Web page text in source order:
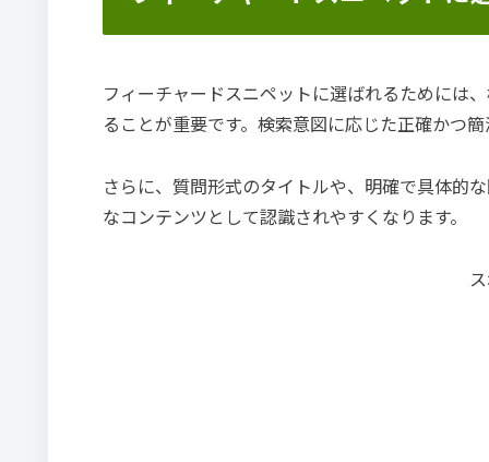
フィーチャードスニペットに選ばれるためには
ることが重要です。検索意図に応じた正確かつ
さらに、質問形式のタイトルや、明確で具体的
なコンテンツとして認識されやすくなります。